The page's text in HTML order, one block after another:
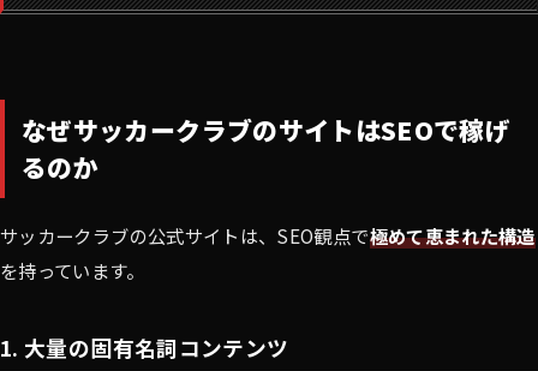
なぜサッカークラブのサイトはSEOで稼げ
るのか
サッカークラブの公式サイトは、SEO観点で極めて恵まれた構造
を持っています。
1. 大量の固有名詞コンテンツ